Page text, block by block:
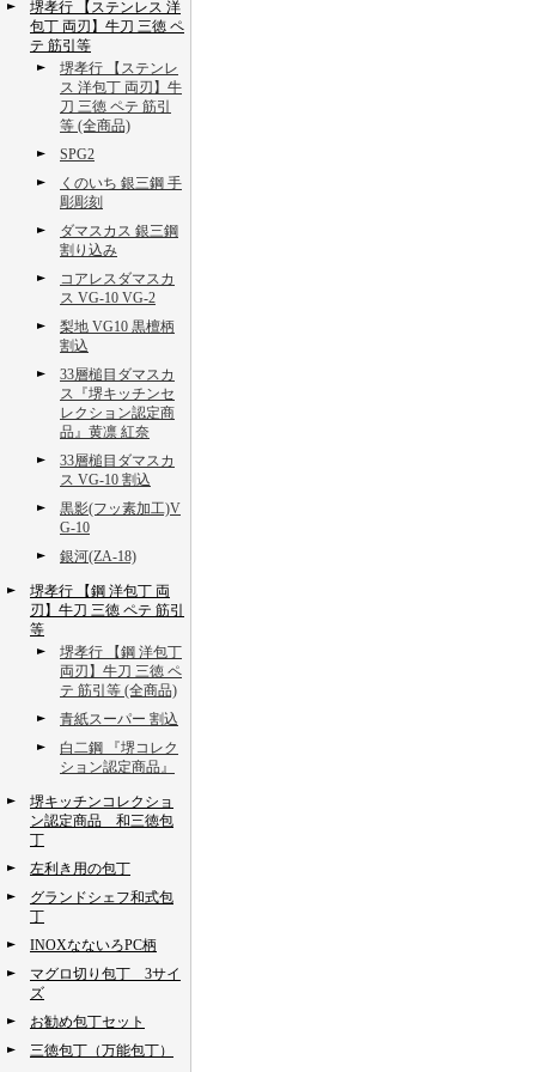
堺孝行 【ステンレス 洋
包丁 両刃】牛刀 三徳 ペ
テ 筋引等
堺孝行 【ステンレ
ス 洋包丁 両刃】牛
刀 三徳 ペテ 筋引
等 (全商品)
SPG2
くのいち 銀三鋼 手
彫彫刻
ダマスカス 銀三鋼
割り込み
コアレスダマスカ
ス VG-10 VG-2
梨地 VG10 黒檀柄
割込
33層槌目ダマスカ
ス『堺キッチンセ
レクション認定商
品』黄凛 紅奈
33層槌目ダマスカ
ス VG-10 割込
黒影(フッ素加工)V
G-10
銀河(ZA-18)
堺孝行 【鋼 洋包丁 両
刃】牛刀 三徳 ペテ 筋引
等
堺孝行 【鋼 洋包丁
両刃】牛刀 三徳 ペ
テ 筋引等 (全商品)
青紙スーパー 割込
白二鋼 『堺コレク
ション認定商品』
堺キッチンコレクショ
ン認定商品 和三徳包
丁
左利き用の包丁
グランドシェフ和式包
丁
INOXなないろPC柄
マグロ切り包丁 3サイ
ズ
お勧め包丁セット
三徳包丁（万能包丁）